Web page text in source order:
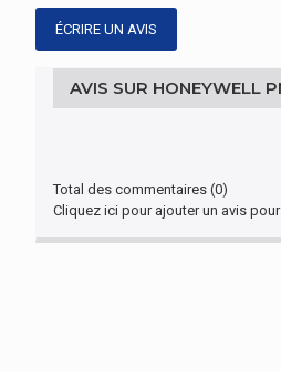
ÉCRIRE UN AVIS
AVIS SUR HONEYWELL
Total des commentaires (0)
Cliquez ici pour ajouter un avis